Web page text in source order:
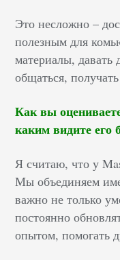
Это несложно –
полезным для
материалы, давать
общаться,
Как вы
каким видите его
Я считаю, что у
Мы объединяем
важно не только
постоянно
опытом, помогать